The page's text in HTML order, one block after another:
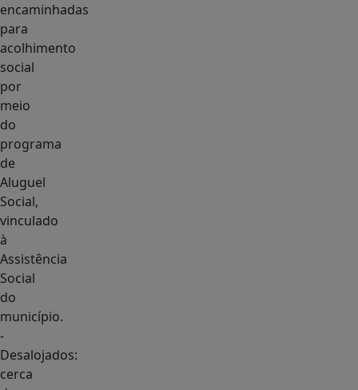
encaminhadas
para
acolhimento
social
por
meio
do
programa
de
Aluguel
Social,
vinculado
à
Assistência
Social
do
município.
-
Desalojados:
cerca